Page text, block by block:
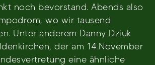
noch bevorstand. Abends also
wo wir tausend
Unter anderem Danny Dziuk
der am 14.November
eine ähnliche